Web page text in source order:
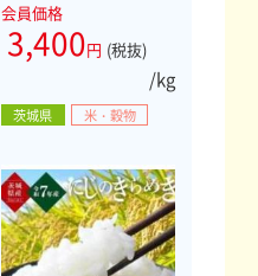
会員価格
3,400円 (税抜)
/kg
茨城県 米・穀物